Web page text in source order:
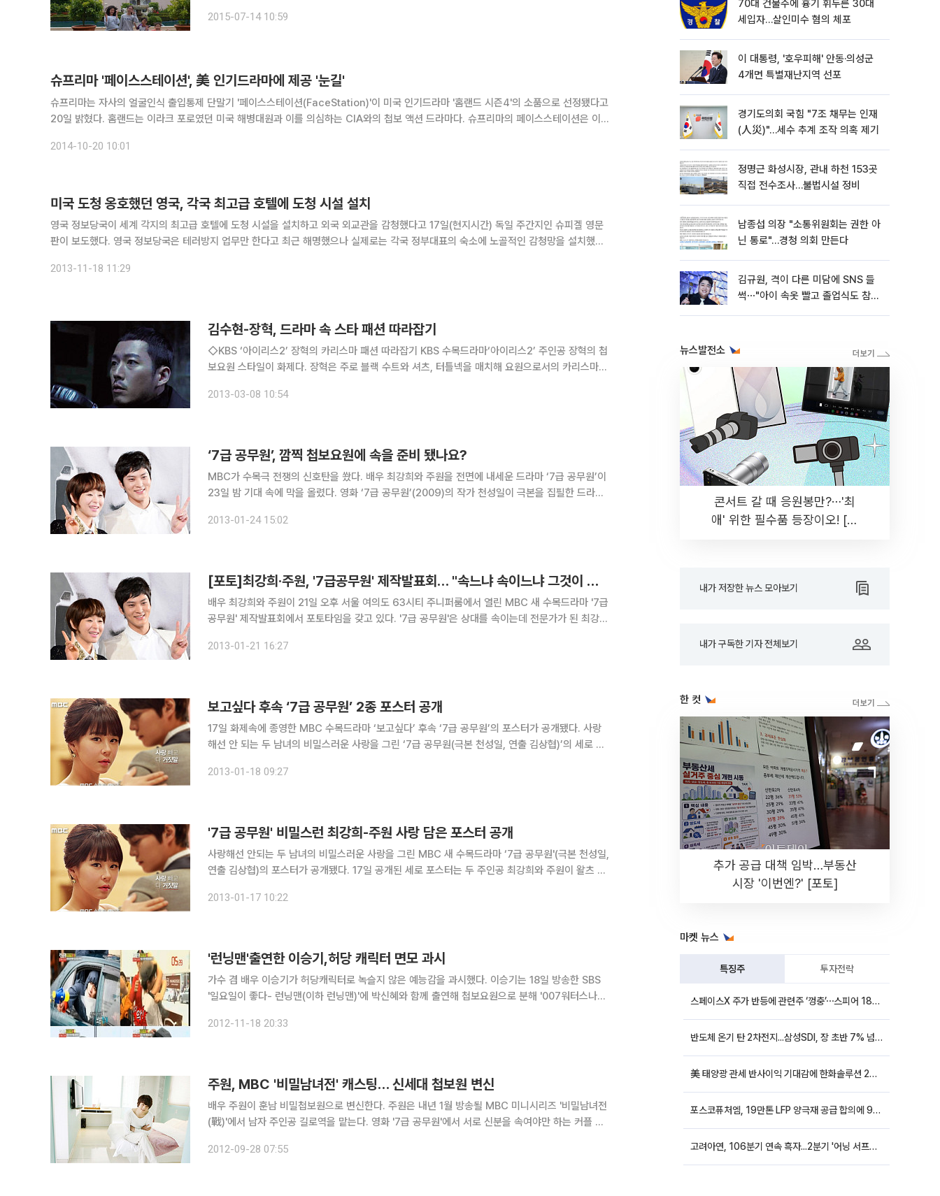
터 8월 22일까지 3주간 두 차례에 걸쳐 진행된다. 아
2015-07-14 10:59
슈프리마 '페이스스테이션', 美 인기드라마에 제공 '눈길'
슈프리마는 자사의 얼굴인식 출입통제 단말기 '페이스스테이션(FaceStation)'이 미국 인기드라마 '홈랜드 시즌4'의 소품으로 선정됐다고
20일 밝혔다. 홈랜드는 이라크 포로였던 미국 해병대원과 이를 의심하는 CIA와의 첩보 액션 드라마다. 슈프리마의 페이스스테이션은 이
2014-10-20 10:01
미국 도청 옹호했던 영국, 각국 최고급 호텔에 도청 시설 설치
영국 정보당국이 세계 각지의 최고급 호텔에 도청 시설을 설치하고 외국 외교관을 감청했다고 17일(현지시간) 독일 주간지인 슈피겔 영문
판이 보도했다. 영국 정보당국은 테러방지 업무만 한다고 최근 해명했으나 실제로는 각국 정부대표의 숙소에 노골적인 감청망을 설치했다
2013-11-18 11:29
김수현-장혁, 드라마 속 스타 패션 따라잡기
◇KBS ‘아이리스2’ 장혁의 카리스마 패션 따라잡기 KBS 수목드라마‘아이리스2’ 주인공 장혁의 첩
보요원 스타일이 화제다. 장혁은 주로 블랙 수트와 셔츠, 터틀넥을 매치해 요원으로서의 카리스마와
스타일에 자신만의 매력을 뽐낸다. 팀장의 중후한 느낌을 줄
2013-03-08 10:54
‘7급 공무원’, 깜찍 첩보요원에 속을 준비 됐나요?
MBC가 수목극 전쟁의 신호탄을 쐈다. 배우 최강희와 주원을 전면에 내세운 드라마 ‘7급 공무원’이
23일 밤 기대 속에 막을 올렸다. 영화 ‘7급 공무원’(2009)의 작가 천성일이 극본을 집필한 드라마
신임 요원의 훈련과정, 신분을 밝힐 수 없는
2013-01-24 15:02
[포토]최강희·주원, '7급공무원' 제작발표회… "속느냐 속이느냐 그것이 문제로다!"
배우 최강희와 주원이 21일 오후 서울 여의도 63시티 주니퍼룸에서 열린 MBC 새 수목드라마 '7급
공무원' 제작발표회에서 포토타임을 갖고 있다. '7급 공무원'은 상대를 속이는데 전문가가 된 최강희
다. '7급 공무원'은 23일 오후 9시55분 첫 방송된다
2013-01-21 16:27
보고싶다 후속 ‘7급 공무원’ 2종 포스터 공개
17일 화제속에 종영한 MBC 수목드라마 ‘보고싶다’ 후속 ‘7급 공무원’의 포스터가 공개됐다. 사랑
해선 안 되는 두 남녀의 비밀스러운 사랑을 그린 ‘7급 공무원(극본 천성일, 연출 김상협)’의 세로 포
레스와 턱시도를 차려입고 왈츠 포즈를 취한 두 사람에게서
2013-01-18 09:27
'7급 공무원' 비밀스런 최강희-주원 사랑 담은 포스터 공개
사랑해선 안되는 두 남녀의 비밀스러운 사랑을 그린 MBC 새 수목드라마 ‘7급 공무원'(극본 천성일,
연출 김상협)의 포스터가 공개됐다. 17일 공개된 세로 포스터는 두 주인공 최강희와 주원이 왈츠 수
서는 예고편에서 공개됐던 엉뚱하고 황당한 신입요원의 모습 대
2013-01-17 10:22
'런닝맨'출연한 이승기,허당 캐릭터 면모 과시
가수 겸 배우 이승기가 허당캐릭터로 녹슬지 않은 예능감을 과시했다. 이승기는 18일 방송한 SBS
'일요일이 좋다- 런닝맨(이하 런닝맨)'에 박신혜와 함께 출연해 첩보요원으로 분해 '007워터스나이
게 만들었던 반면에 테니스 라켓을 통과하는 시범에서는 말도 안되
2012-11-18 20:33
주원, MBC '비밀남녀전' 캐스팅… 신세대 첩보원 변신
배우 주원이 훈남 비밀첩보원으로 변신한다. 주원은 내년 1월 방송될 MBC 미니시리즈 '비밀남녀전
(戰)'에서 남자 주인공 길로역을 맡는다. 영화 '7급 공무원'에서 서로 신분을 속여야만 하는 커플 첩
고의 전문가인 남녀 주인공이 펼치는 로맨틱 첩보 멜로물이다. 신세
2012-09-28 07:55
70대 건물주에 흉기 휘두른 30대
세입자…살인미수 혐의 체포
이 대통령, '호우피해' 안동·의성군
4개면 특별재난지역 선포
경기도의회 국힘 "7조 채무는 인재
(人災)"…세수 추계 조작 의혹 제기
정명근 화성시장, 관내 하천 153곳
직접 전수조사…불법시설 정비
남종섭 의장 "소통위원회는 권한 아
닌 통로"…경청 의회 만든다
김규원, 격이 다른 미담에 SNS 들
썩⋯"아이 속옷 빨고 졸업식도 참
뉴스발전소
콘서트 갈 때 응원봉만?⋯'최
애' 위한 필수품 등장이오! [솔
내가 저장한 뉴스 모아보기
내가 구독한 기자 전체보기
한 컷
추가 공급 대책 임박…부동산
시장 '이번엔?' [포토]
마켓 뉴스
특징주 투자전략
스페이스X 주가 반등에 관련주 ‘껑충’⋯스피어 18%ㆍ에이치브이엠 12%↑
반도체 온기 탄 2차전지...삼성SDI, 장 초반 7% 넘게 껑충
美 태양광 관세 반사이익 기대감에 한화솔루션 20%대·OCI홀딩스 14%대 급등
포스코퓨처엠, 19만톤 LFP 양극재 공급 합의에 9%대 강세
고려아연, 106분기 연속 흑자...2분기 '어닝 서프라이즈'에 장 초반 12%대 강세